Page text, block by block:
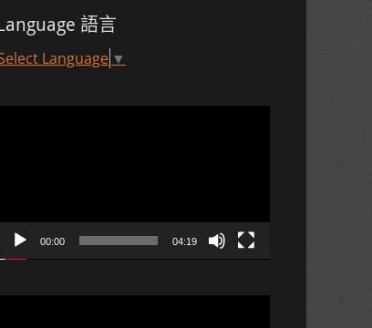
語言
Language ▼
00:00 04:19